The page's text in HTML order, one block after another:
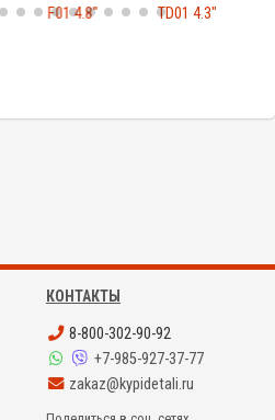
F01 4.8"
TD01 4.3"
КОНТАКТЫ
8-800-302-90-92
+7-985-927-37-77
zakaz@kypidetali.ru